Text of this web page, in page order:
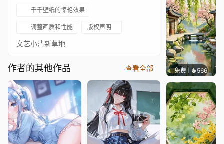
千千壁纸的惊艳效果
调整画质和性能 版权声明
文艺小清新草地
作者的其他作品 查看全部 免费 566渔小小